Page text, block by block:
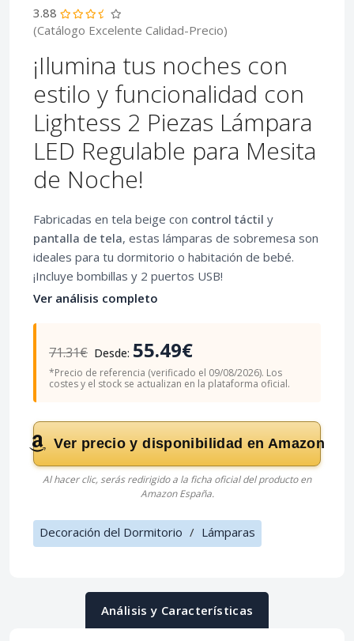
3.88
(Catálogo Excelente Calidad-Precio)
¡Ilumina tus noches con
estilo y funcionalidad con
Lightess 2 Piezas Lámpara
LED Regulable para Mesita
de Noche!
Fabricadas en tela beige con control táctil y
pantalla de tela, estas lámparas de sobremesa son
ideales para tu dormitorio o habitación de bebé.
¡Incluye bombillas y 2 puertos USB!
Ver análisis completo
71.31€ Desde: 55.49€
*Precio de referencia (verificado el 09/08/2026). Los
costes y el stock se actualizan en la plataforma oficial.
Ver precio y disponibilidad en Amazon
Al hacer clic, serás redirigido a la ficha oficial del producto en
Amazon España.
Decoración del Dormitorio / Lámparas
Análisis y Características